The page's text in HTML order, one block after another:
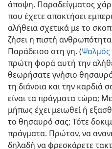
άποψη. Παραδείγματος
που έχετε αποκτήσει
αλήθεια σχετικά με το
ζήσει η πιστή
Παράδεισο στη γη. (Ψαλμός
πρώτη φορά αυτή την
θεωρήσατε γνήσιο
τη διάνοια και την καρδιά
είναι τα πράγματα τώρα;
μήπως έχει μειωθεί ή
το θησαυρό σας; Τότε
πράγματα. Πρώτον, να
δηλαδή να φρεσκάρετε